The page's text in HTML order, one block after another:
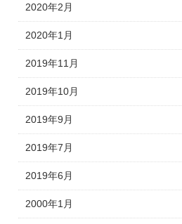
2020年2月
2020年1月
2019年11月
2019年10月
2019年9月
2019年7月
2019年6月
2000年1月